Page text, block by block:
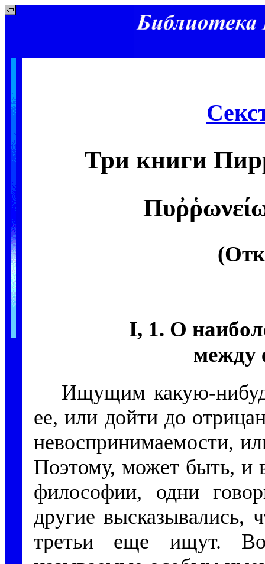
Три книги
I, 1. О
между
Ищущим какую-
ее, или дойти до
невоспринимаемости,
Поэтому, может быть, и
философии, одни
другие высказывались,
третьи еще ищут.